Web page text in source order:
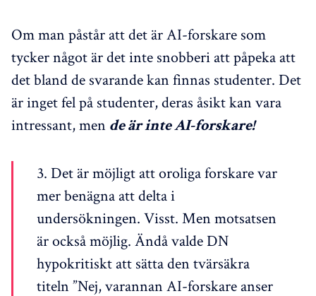
Om man påstår att det är AI-forskare som
tycker något är det inte snobberi att påpeka att
det bland de svarande kan finnas studenter. Det
är inget fel på studenter, deras åsikt kan vara
intressant, men de är inte AI-forskare!
3. Det är möjligt att oroliga forskare var
mer benägna att delta i
undersökningen. Visst. Men motsatsen
är också möjlig. Ändå valde DN
hypokritiskt att sätta den tvärsäkra
titeln ”Nej, varannan AI-forskare anser